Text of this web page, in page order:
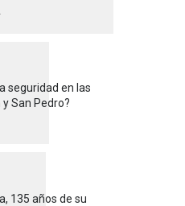
seguridad en las
San Pedro?
135 años de su